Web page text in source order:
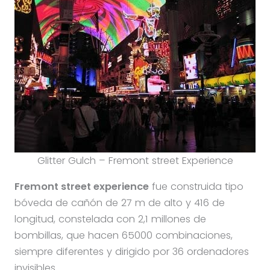
Glitter Gulch – Fremont street Experience
Fremont street experiencefue construida tipo
bóveda de cañón de 27 m de alto y 416 de
longitud, constelada con 2,1 millones de
bombillas, que hacen 65000 combinaciones,
siempre diferentes y dirigido por 36 ordenadores